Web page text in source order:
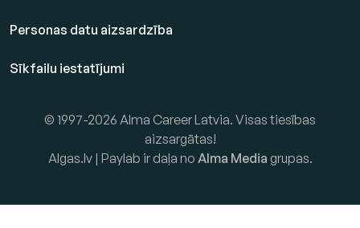
Personas datu aizsardzība
Sīkfailu iestatījumi
© 1997-2026 Alma Career Latvia. Visas tiesības
aizsargātas!
Algas.lv | Paylab ir daļa no Alma Media grupas.